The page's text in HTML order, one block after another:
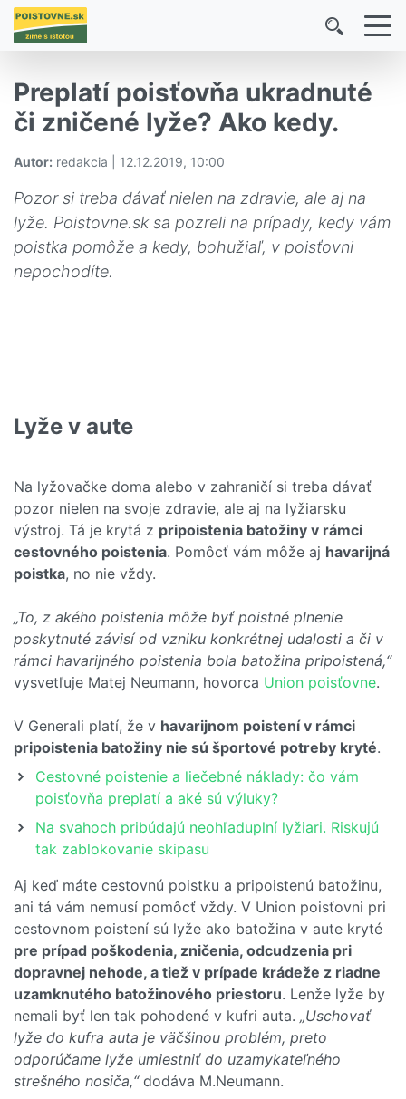
Preplatí poisťovňa ukradnuté
či zničené lyže? Ako kedy.
Autor: redakcia | 12.12.2019, 10:00
Pozor si treba dávať nielen na zdravie, ale aj na
lyže. Poistovne.sk sa pozreli na prípady, kedy vám
poistka pomôže a kedy, bohužiaľ, v poisťovni
nepochodíte.
Lyže v aute
Na lyžovačke doma alebo v zahraničí si treba dávať
pozor nielen na svoje zdravie, ale aj na lyžiarsku
výstroj. Tá je krytá z pripoistenia batožiny v rámci
cestovného poistenia. Pomôcť vám môže aj havarijná
poistka, no nie vždy.
„To, z akého poistenia môže byť poistné plnenie
poskytnuté závisí od vzniku konkrétnej udalosti a či v
rámci havarijného poistenia bola batožina pripoistená,“
vysvetľuje Matej Neumann, hovorca Union poisťovne.
V Generali platí, že v havarijnom poistení v rámci
pripoistenia batožiny nie sú športové potreby kryté.
Cestovné poistenie a liečebné náklady: čo vám
poisťovňa preplatí a aké sú výluky?
Na svahoch pribúdajú neohľaduplní lyžiari. Riskujú
tak zablokovanie skipasu
Aj keď máte cestovnú poistku a pripoistenú batožinu,
ani tá vám nemusí pomôcť vždy. V Union poisťovni pri
cestovnom poistení sú lyže ako batožina v aute kryté
pre prípad poškodenia, zničenia, odcudzenia pri
dopravnej nehode, a tiež v prípade krádeže z riadne
uzamknutého batožinového priestoru. Lenže lyže by
nemali byť len tak pohodené v kufri auta. „Uschovať
lyže do kufra auta je väčšinou problém, preto
odporúčame lyže umiestniť do uzamykateľného
strešného nosiča,“dodáva M.Neumann.